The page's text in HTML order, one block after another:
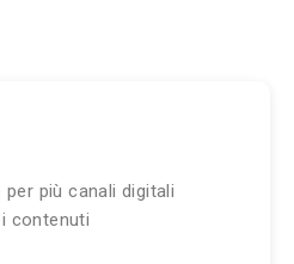
più canali digitali
contenuti